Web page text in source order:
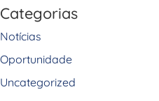
Categorias
Notícias
Oportunidade
Uncategorized